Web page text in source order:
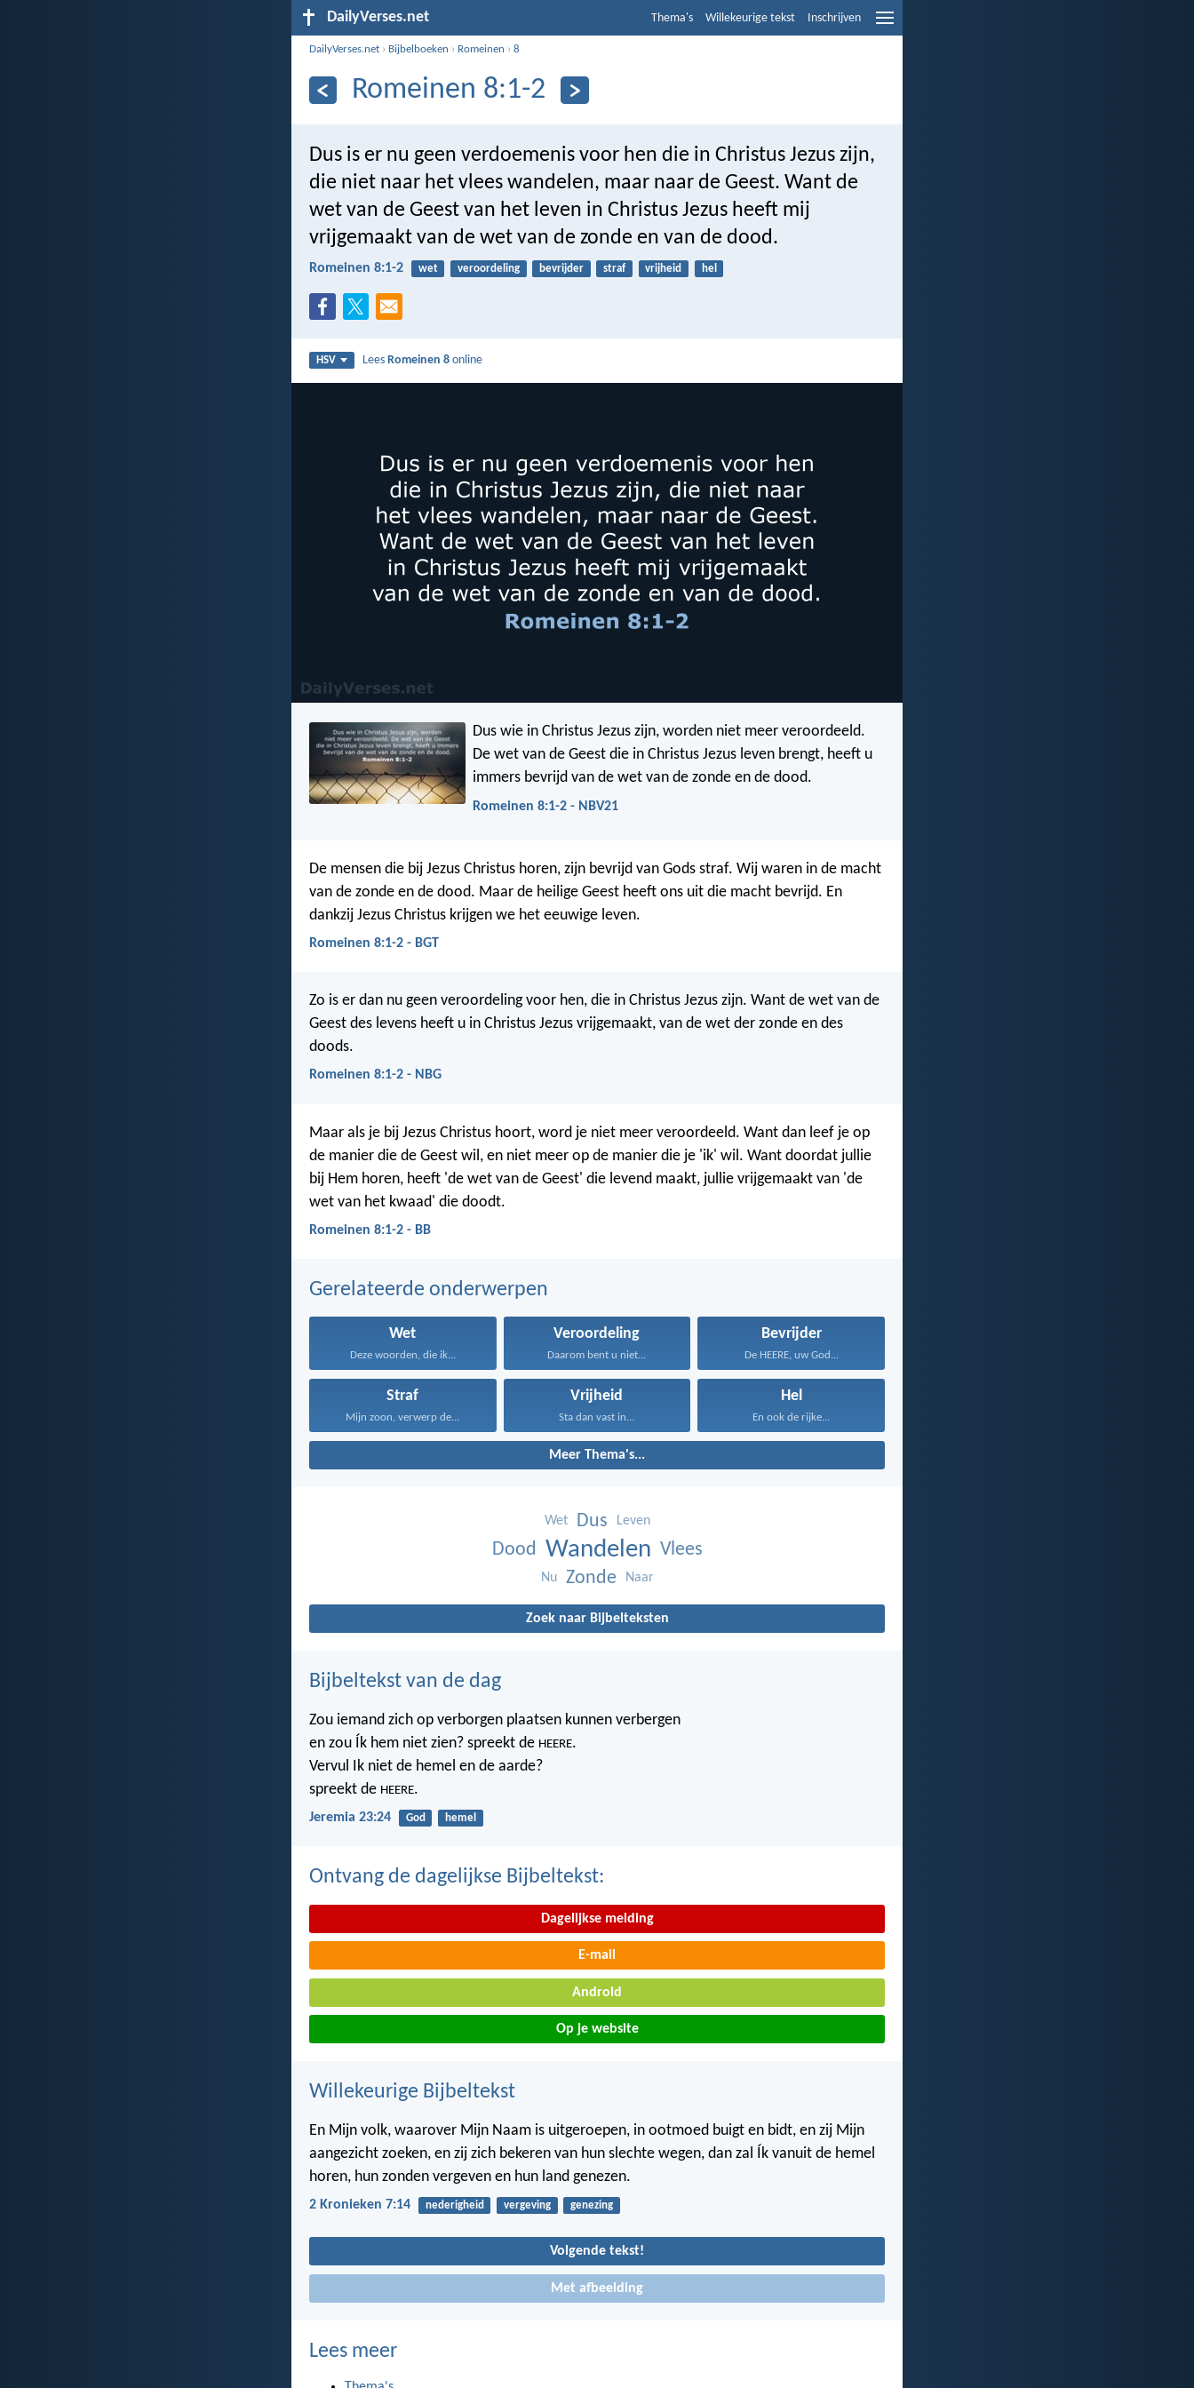
DailyVerses.net Thema's Willekeurige tekst Inschrijven
DailyVerses.net › Bijbelboeken › Romeinen ›8
Romeinen 8:1-2
Dus is er nu geen verdoemenis voor hen die in Christus Jezus zijn,
die niet naar het vlees wandelen, maar naar de Geest. Want de
wet van de Geest van het leven in Christus Jezus heeft mij
vrijgemaakt van de wet van de zonde en van de dood.
Romeinen 8:1-2 wet veroordeling bevrijder straf vrijheid hel
HSV LeesRomeinen 8 online
Dus wie in Christus Jezus zijn, worden niet meer veroordeeld.
De wet van de Geest die in Christus Jezus leven brengt, heeft u
immers bevrijd van de wet van de zonde en de dood.
Romeinen 8:1-2 - NBV21
De mensen die bij Jezus Christus horen, zijn bevrijd van Gods straf. Wij waren in de macht
van de zonde en de dood. Maar de heilige Geest heeft ons uit die macht bevrijd. En
dankzij Jezus Christus krijgen we het eeuwige leven.
Romeinen 8:1-2 - BGT
Zo is er dan nu geen veroordeling voor hen, die in Christus Jezus zijn. Want de wet van de
Geest des levens heeft u in Christus Jezus vrijgemaakt, van de wet der zonde en des
doods.
Romeinen 8:1-2 - NBG
Maar als je bij Jezus Christus hoort, word je niet meer veroordeeld. Want dan leef je op
de manier die de Geest wil, en niet meer op de manier die je 'ik' wil. Want doordat jullie
bij Hem horen, heeft 'de wet van de Geest' die levend maakt, jullie vrijgemaakt van 'de
wet van het kwaad' die doodt.
Romeinen 8:1-2 - BB
Gerelateerde onderwerpen
Wet
Deze woorden, die ik...
Veroordeling
Daarom bent u niet...
Bevrijder
De HEERE, uw God...
Straf
Mijn zoon, verwerp de...
Vrijheid
Sta dan vast in...
Hel
En ook de rijke...
Meer Thema's...
Wet Dus Leven
Dood Wandelen Vlees
Nu Zonde Naar
Zoek naar Bijbelteksten
Bijbeltekst van de dag
Zou iemand zich op verborgen plaatsen kunnen verbergen
en zou Ík hem niet zien? spreekt de HEERE.
Vervul Ik niet de hemel en de aarde?
spreekt de HEERE.
Jeremia 23:24 God hemel
Ontvang de dagelijkse Bijbeltekst:
Dagelijkse melding
E-mail
Android
Op je website
Willekeurige Bijbeltekst
En Mijn volk, waarover Mijn Naam is uitgeroepen, in ootmoed buigt en bidt, en zij Mijn
aangezicht zoeken, en zij zich bekeren van hun slechte wegen, dan zal Ík vanuit de hemel
horen, hun zonden vergeven en hun land genezen.
2 Kronieken 7:14 nederigheid vergeving genezing
Volgende tekst!
Met afbeelding
Lees meer